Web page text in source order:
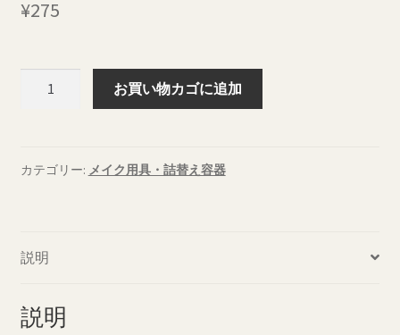
¥275
容
ル
リ
ム
お買い物カゴに追加
カテゴリー: メイク用具・詰替え容器
説明
説明